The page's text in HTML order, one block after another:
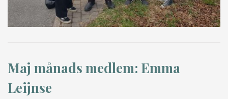
Maj månads medlem: Emma
Leijnse